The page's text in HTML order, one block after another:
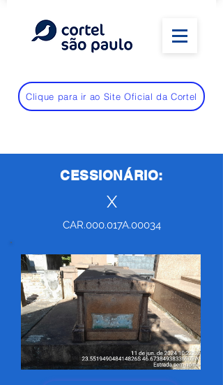
Clique para ir ao Site Oficial da Cortel
CESSIONÁRIO:
X
CAR.000.017A.00034